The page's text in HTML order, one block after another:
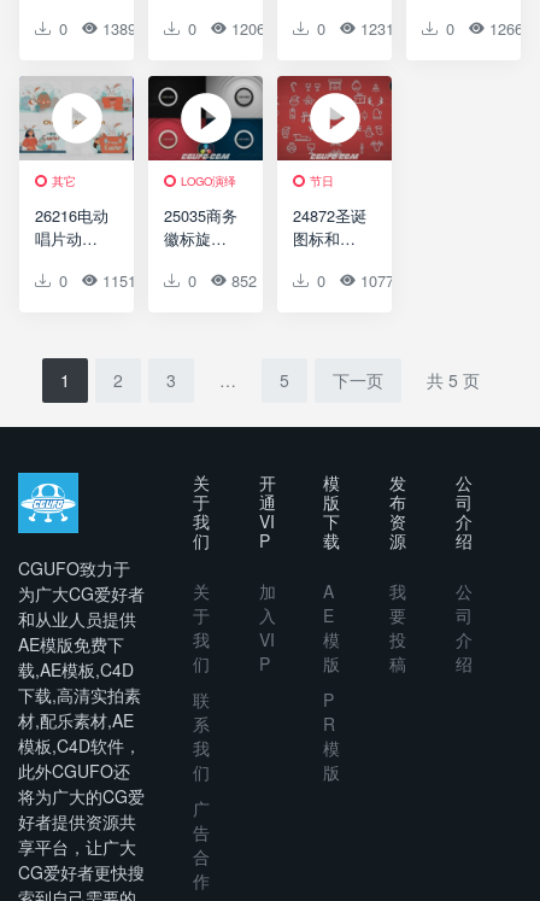
景包AE模
Cast
Explainer
And
Animation
Scene
Pack
0 1389 0 0
AE模板
Opener
0 1206 0 0
画AE模板
Sound
Visualizer
0 1231 0 0
板Music
0 1266
其它
26216电动
唱片动画
Electric
Presentati
0 1151 0 0
LOGO演绎
25035商务
徽标旋转
AE模板
Reveal
0 852 0 0
节日
24872圣诞
图标和标
绎AE模板
Reveal ||
Resolve
0 1077
1 2 3 … 5 下一页 共 5 页
CGUFO致力于
为广大CG爱好者
和从业人员提供
AE模版免费下
载,AE模板,C4D
下载,高清实拍素
材,配乐素材,AE
模板,C4D软件，
此外CGUFO还
将为广大的CG爱
好者提供资源共
享平台，让广大
CG爱好者更快搜
关
于
我
们
关
于
我
们
联
系
我
们
广
告
合
作
开
通
VI
P
加
入
VI
P
模
版
下
载
A
E
模
版
P
R
模
版
发
布
资
源
我
要
投
稿
公
司
介
绍
公
司
介
绍